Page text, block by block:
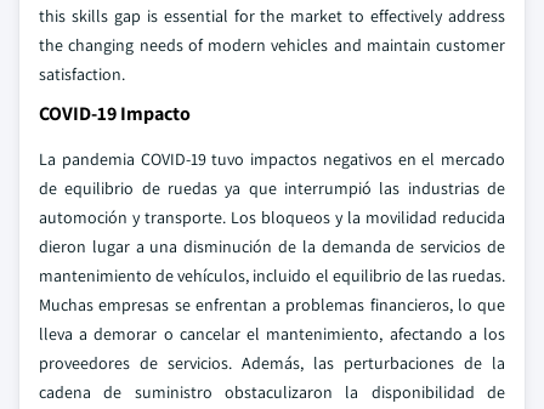
this skills gap is essential for the market to effectively address
the changing needs of modern vehicles and maintain customer
satisfaction.
COVID-19 Impacto
La pandemia COVID-19 tuvo impactos negativos en el mercado
de equilibrio de ruedas ya que interrumpió las industrias de
automoción y transporte. Los bloqueos y la movilidad reducida
dieron lugar a una disminución de la demanda de servicios de
mantenimiento de vehículos, incluido el equilibrio de las ruedas.
Muchas empresas se enfrentan a problemas financieros, lo que
lleva a demorar o cancelar el mantenimiento, afectando a los
proveedores de servicios. Además, las perturbaciones de la
cadena de suministro obstaculizaron la disponibilidad de